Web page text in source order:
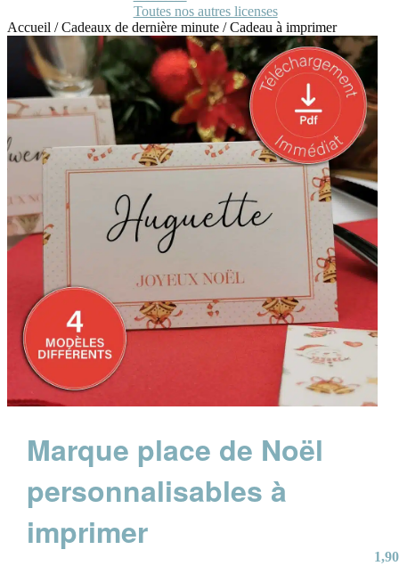
Toutes nos autres licenses
Accueil /Cadeaux de dernière minute /Cadeau à imprimer
Marque place de Noël
personnalisables à
imprimer
1,90